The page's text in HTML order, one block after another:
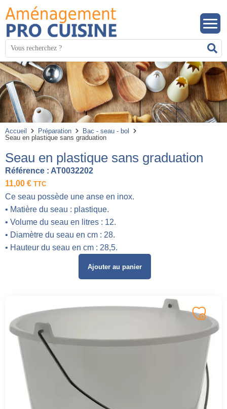
Mots
clés
:
Accueil Préparation
Bac - seau - bol
Seau en plastique sans graduation
Seau en plastique sans graduation
Référence : AT0032202
11,00 € TTC
Ce seau possède une anse en inox.
• Matière du seau : plastique.
• Volume du seau en litres : 12.
• Diamètre du seau en cm : 28.
• Hauteur du seau en cm : 28,5.
Ajouter au panier
Panneau de gestion des cookies